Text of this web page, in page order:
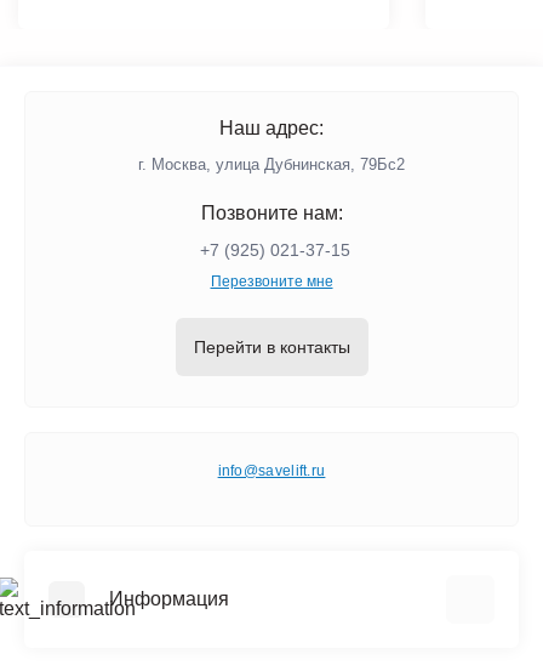
Наш адрес:
г. Москва, улица Дубнинская, 79Бс2
Позвоните нам:
+7 (925) 021-37-15
Перезвоните мне
Перейти в контакты
info@savelift.ru
Информация